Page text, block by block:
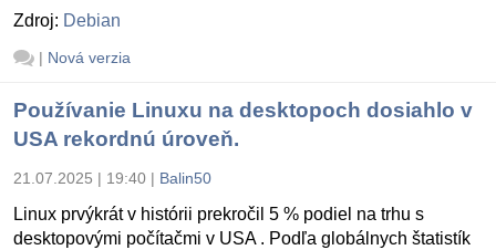
Zdroj: Debian
| Nová verzia
Používanie Linuxu na desktopoch dosiahlo v
USA rekordnú úroveň.
21.07.2025 | 19:40 | Balin50
Linux prvýkrát v histórii prekročil 5 % podiel na trhu s
desktopovými počítačmi v USA . Podľa globálnych štatistík